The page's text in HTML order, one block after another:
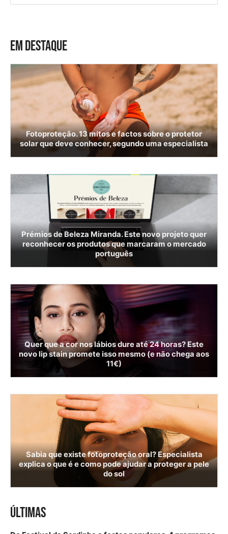
EM DESTAQUE
Fotoproteção. 13 mitos e factos sobre o protetor
solar que deve conhecer, segundo uma especialista
Prémios de Beleza Miranda. Este novo projeto quer
reconhecer os produtos que marcaram o mercado
português
Quer que a cor nos lábios dure até 24 horas? Este
novo lip stain promete isso mesmo (e não chega aos
11€)
Sabia que existe fotoproteção oral? Especialista
explica o que é e como pode ajudar a proteger a pele
do sol
ÚLTIMAS